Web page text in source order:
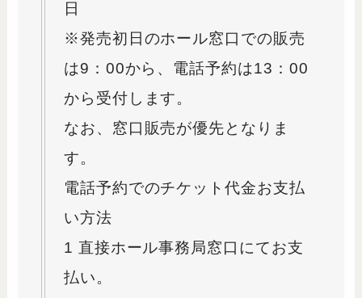
日
※発売初日のホール窓口での販売
は9：00から、電話予約は13：00
から受付します。
なお、窓口販売が優先となりま
す。
電話予約でのチケット代金お支払
い方法
1 直接ホール事務局窓口にてお支
払い。